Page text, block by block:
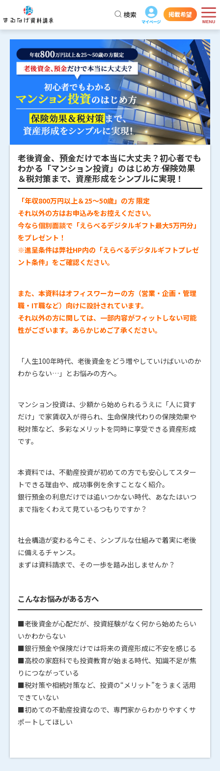
掲載希望
検索
老後資金、預金だけで本当に大丈夫？初心者でも
わかる「マンション投資」のはじめ方―― 保険効果
＆税対策まで、資産形成をシンプルに実現！
「年収800万円以上＆25～50歳」の方 限定
それ以外の方はお申込みをお控えください。
今なら個別面談で「えらべるデジタルギフト最大5万円分」
をプレゼント！
※進呈条件は弊社HP内の「えらべるデジタルギフトプレゼ
ント条件」をご確認ください。
また、本資料はオフィスワーカーの方（営業・企画・管理
職・IT職など）向けに設計されています。
それ以外の方に関しては、一部内容がフィットしない可能
性がございます。あらかじめご了承ください。
「人生100年時代、老後資金をどう増やしていけばいいのか
わからない…」とお悩みの方へ。
マンション投資は、少額から始められるうえに「人に貸す
だけ」で家賃収入が得られ、生命保険代わりの保険効果や
税対策など、多彩なメリットを同時に享受できる資産形成
です。
本資料では、不動産投資が初めての方でも安心してスター
トできる理由や、成功事例を余すことなく紹介。
銀行預金の利息だけでは追いつかない時代、あなたはいつ
まで指をくわえて見ているつもりですか？
社会構造が変わる今こそ、シンプルな仕組みで着実に老後
に備えるチャンス。
まずは資料請求で、その一歩を踏み出しませんか？
こんなお悩みがある方へ
■老後資金が心配だが、投資経験がなく何から始めたらい
いかわからない
■銀行預金や保険だけでは将来の資産形成に不安を感じる
■高校の家庭科でも投資教育が始まる時代、知識不足が焦
りにつながっている
■税対策や相続対策など、投資の“メリット”をうまく活用
できていない
■初めての不動産投資なので、専門家からわかりやすくサ
ポートしてほしい